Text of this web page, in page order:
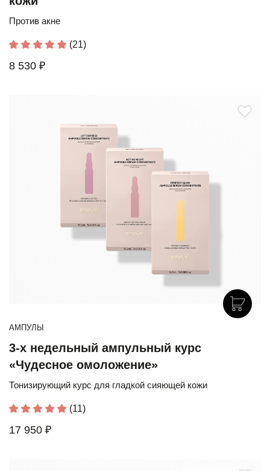
Против акне
(21)
8 530 ₽
АМПУЛЫ
3-х недельный ампульный курс
«Чудесное омоложение»
Тонизирующий курс для гладкой сияющей кожи
(11)
17 950 ₽